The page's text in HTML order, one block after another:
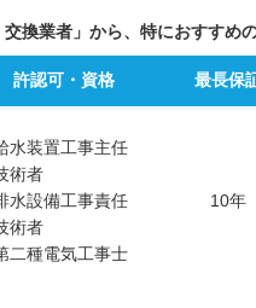
換業者」から、特におすすめ
許認可・資格 最長保
水装置工事主任
術者
水設備工事責任
術者
二種電気工事士
10年